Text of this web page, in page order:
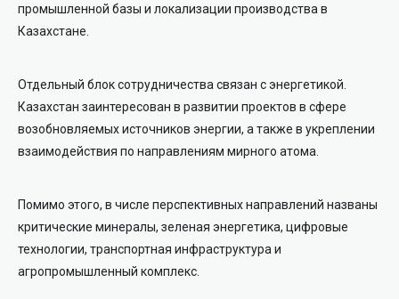
промышленной базы и локализации производства в
Казахстане.
Отдельный блок сотрудничества связан с энергетикой.
Казахстан заинтересован в развитии проектов в сфере
возобновляемых источников энергии, а также в укреплении
взаимодействия по направлениям мирного атома.
Помимо этого, в числе перспективных направлений названы
критические минералы, зеленая энергетика, цифровые
технологии, транспортная инфраструктура и
агропромышленный комплекс.